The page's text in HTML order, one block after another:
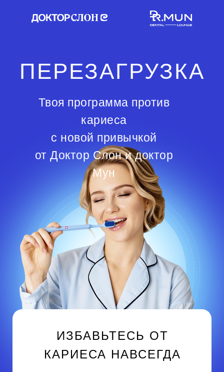
ПЕРЕЗАГРУЗКА
Твоя программа против
кариеса
с новой привычкой
от Доктор Слон и доктор
Мун
ИЗБАВЬТЕСЬ ОТ
КАРИЕСА НАВСЕГДА